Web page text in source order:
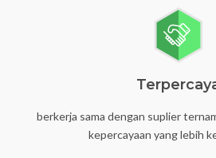
berkerja sama dengan suplier
kepercayaan yang lebih